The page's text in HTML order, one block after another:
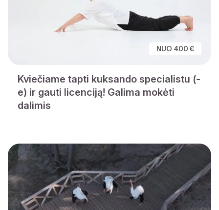
NUO 400 €
Kviečiame tapti kuksando specialistu (-
e) ir gauti licenciją! Galima mokėti
dalimis